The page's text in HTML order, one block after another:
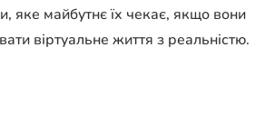
яке майбутнє їх чекає, якщо вони
віртуальне життя з реальністю.